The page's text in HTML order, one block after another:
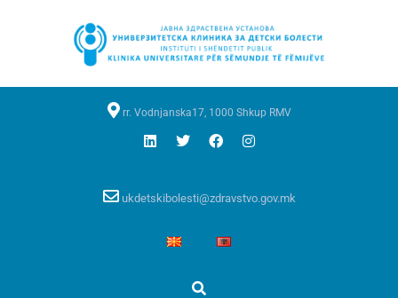
rr. Vodnjanska17, 1000 Shkup RMV
ukdetskibolesti@zdravstvo.gov.mk